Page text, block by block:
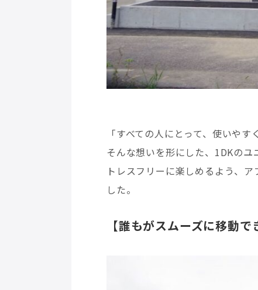
「すべての人にとって、使いやす
そんな想いを形にした、1DKの
トレスフリーに楽しめるよう、
した。
【誰もがスムーズに移動で